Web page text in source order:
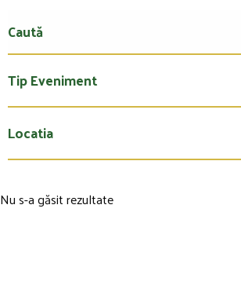
Tip Eveniment
Locatia
Nu s-a găsit rezultate